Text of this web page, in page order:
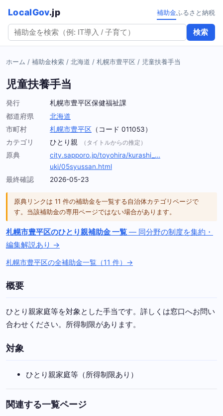
LocalGov.jp
検索
補助金ふるさと納税
ホーム / 補助金検索 / 北海道 / 札幌市豊平区 / 児童扶養手当
児童扶養手当
発行
札幌市豊平区保健福祉課
都道府県
北海道
市町村
札幌市豊平区 （コード 011053）
カテゴリ
ひとり親 （タイトルからの推定）
原典
city.sapporo.jp/toyohira/kurashi_…
uki/05syussan.html
最終確認
2026-05-23
原典リンクは 11 件の補助金を一覧する自治体カテゴリページで
す。当該補助金の専用ページではない場合があります。
札幌市豊平区のひとり親補助金 一覧 — 同分野の制度を集約・
編集解説あり →
札幌市豊平区の全補助金一覧（11 件）→
概要
ひとり親家庭等を対象とした手当です。詳しくは窓口へお問い
合わせください。所得制限があります。
対象
ひとり親家庭等（所得制限あり）
関連する一覧ページ